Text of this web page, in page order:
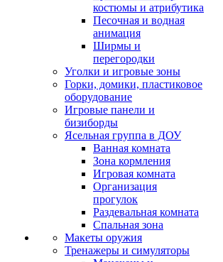
костюмы и атрибутика
Песочная и водная
анимация
Ширмы и
перегородки
Уголки и игровые зоны
Горки, домики, пластиковое
оборудование
Игровые панели и
бизиборды
Ясельная группа в ДОУ
Ванная комната
Зона кормления
Игровая комната
Организация
прогулок
Раздевальная комната
Спальная зона
Макеты оружия
Тренажеры и симуляторы